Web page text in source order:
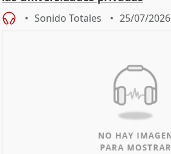
Sonido Totales 25/07/2026